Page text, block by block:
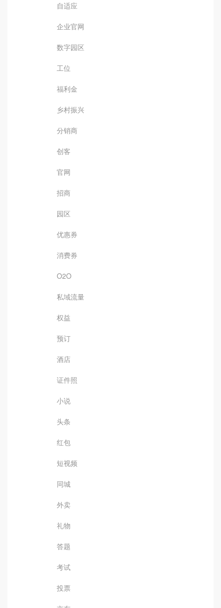
自适应
企业官网
数字园区
工位
福利金
乡村振兴
分销商
创客
官网
招商
园区
优惠券
消费券
O2O
私域流量
权益
预订
酒店
证件照
小说
头条
红包
短视频
同城
外卖
礼物
答题
考试
投票